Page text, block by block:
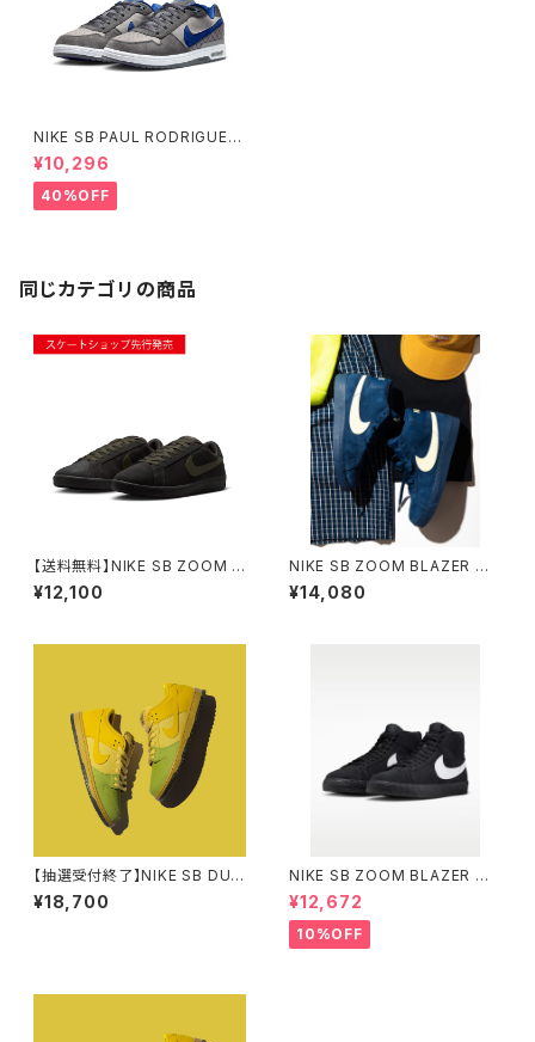
NIKE SB PAUL RODRIGUEZ
ZOOM AIR LOW QS Flint Gr
ey and Medium Grey ナイキ
エスビー ポール・ロドリゲス ズ
ームエアロー フリントグレー ミ
¥10,296
40%OFF
同じカテゴリの商品
【送料無料】NIKE SB ZOOM T
ENNIS CLASSIC DEEP PEW
TER ナイキエスビー ズーム テ
¥12,100
NIKE SB ZOOM BLAZER MI
D COASTAL BLUE/PALE YE
LLOW ナイキエスビー ズーム
¥14,080
【抽選受付終了】NIKE SB DUN
K LOW PRO WC SAFFRON
QUARTZ ナイキエスビー ダン
¥18,700
NIKE SB ZOOM BLAZER MI
D ブラック/ブラック/ブラック/ホ
ワイト ナイキエスビー ズーム ブ
レーザー ミッド
¥12,672
10%OFF